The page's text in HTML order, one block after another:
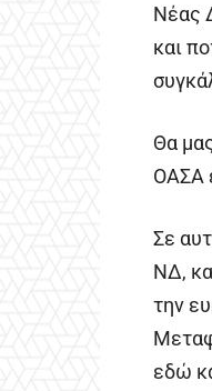
Νέας
και
Θα
ΟΑΣΑ
Σε
ΝΔ,
την
εδώ